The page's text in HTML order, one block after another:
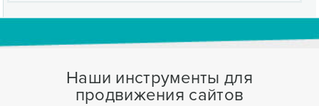
Наши инструменты для
продвижения сайтов